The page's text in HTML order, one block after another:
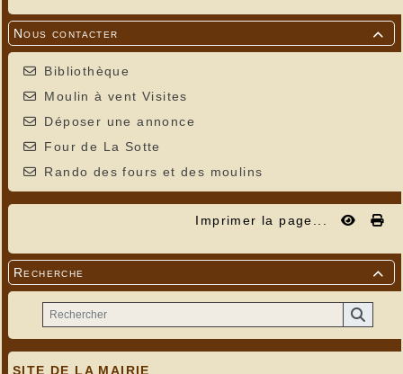

Nous contacter
Bibliothèque
Moulin à vent Visites
Déposer une annonce
Four de La Sotte
Rando des fours et des moulins
Imprimer la page...

Recherche
SITE DE LA MAIRIE